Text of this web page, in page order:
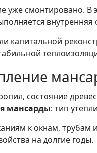
уже смонтировано. В
внутренняя
капитальной
состояние
мансарды: тип
к окнам, трубам
на долгие годы.